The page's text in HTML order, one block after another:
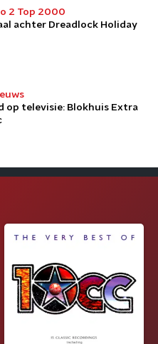
2 Top 2000
achter Dreadlock Holiday
op televisie: Blokhuis Extra